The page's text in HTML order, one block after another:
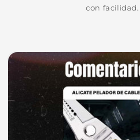
con facilidad.